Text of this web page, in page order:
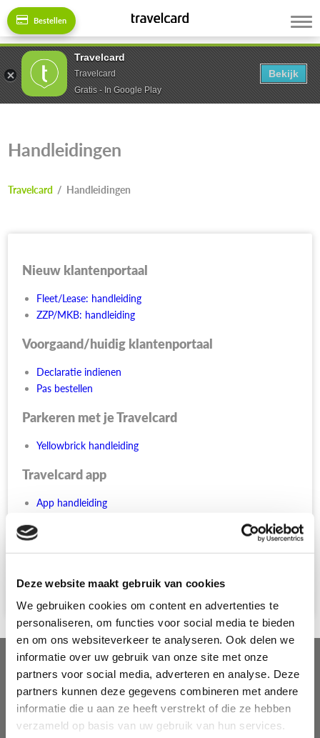
Deze website maakt gebruik van cookies
We gebruiken cookies om content en advertenties te
personaliseren, om functies voor social media te bieden
en om ons websiteverkeer te analyseren. Ook delen we
informatie over uw gebruik van onze site met onze
partners voor social media, adverteren en analyse. Deze
partners kunnen deze gegevens combineren met andere
informatie die u aan ze heeft verstrekt of die ze hebben
verzameld op basis van uw gebruik van hun services.
Bestellen
Handleidingen
Travelcard / Handleidingen
Nieuw klantenportaal
Fleet/Lease: handleiding
ZZP/MKB: handleiding
Voorgaand/huidig klantenportaal
Declaratie indienen
Pas bestellen
Parkeren met je Travelcard
Yellowbrick handleiding
Travelcard app
App handleiding
Noodprocedure formulier
Contact
P.J. Oudweg 4
1314 CH Almere
Travelcard
Travelcard
Gratis - In Google Play
Bekijk